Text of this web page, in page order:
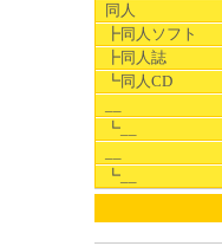
同人
┣同人ソフト
┣同人誌
┗同人CD
┗__
┗__